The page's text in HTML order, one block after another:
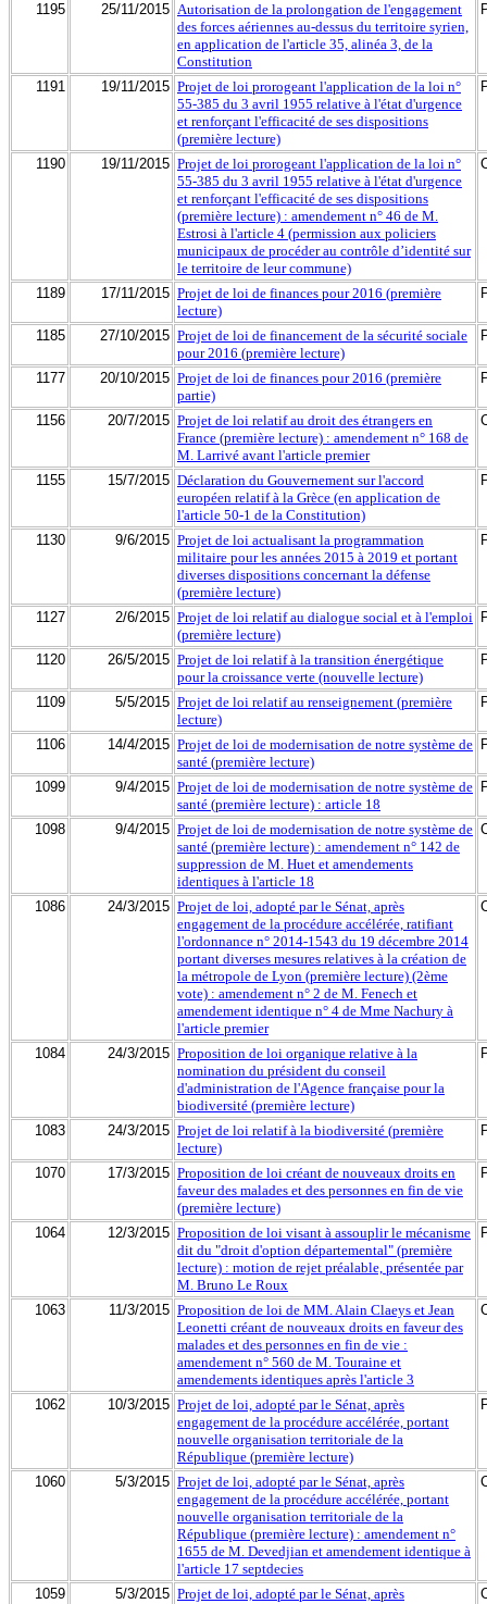
1195 25/11/2015 Autorisation de la prolongation de l'engagement
des forces aériennes au-dessus du territoire syrien,
en application de l'article 35, alinéa 3, de la
Constitution
1191 19/11/2015 Projet de loi prorogeant l'application de la loi n°
55-385 du 3 avril 1955 relative à l'état d'urgence
et renforçant l'efficacité de ses dispositions
(première lecture)
1190 19/11/2015 Projet de loi prorogeant l'application de la loi n°
55-385 du 3 avril 1955 relative à l'état d'urgence
et renforçant l'efficacité de ses dispositions
(première lecture) : amendement n° 46 de M.
Estrosi à l'article 4 (permission aux policiers
municipaux de procéder au contrôle d’identité sur
le territoire de leur commune)
1189 17/11/2015 Projet de loi de finances pour 2016 (première
lecture)
1185 27/10/2015 Projet de loi de financement de la sécurité sociale
pour 2016 (première lecture)
1177 20/10/2015 Projet de loi de finances pour 2016 (première
partie)
1156 20/7/2015 Projet de loi relatif au droit des étrangers en
France (première lecture) : amendement n° 168 de
M. Larrivé avant l'article premier
1155 15/7/2015 Déclaration du Gouvernement sur l'accord
européen relatif à la Grèce (en application de
l'article 50-1 de la Constitution)
1130 9/6/2015 Projet de loi actualisant la programmation
militaire pour les années 2015 à 2019 et portant
diverses dispositions concernant la défense
(première lecture)
1127 2/6/2015 Projet de loi relatif au dialogue social et à l'emploi
(première lecture)
1120 26/5/2015 Projet de loi relatif à la transition énergétique
pour la croissance verte (nouvelle lecture)
1109 5/5/2015 Projet de loi relatif au renseignement (première
lecture)
1106 14/4/2015 Projet de loi de modernisation de notre système de
santé (première lecture)
1099 9/4/2015 Projet de loi de modernisation de notre système de
santé (première lecture) : article 18
1098 9/4/2015 Projet de loi de modernisation de notre système de
santé (première lecture) : amendement n° 142 de
suppression de M. Huet et amendements
identiques à l'article 18
1086 24/3/2015 Projet de loi, adopté par le Sénat, après
engagement de la procédure accélérée, ratifiant
l'ordonnance n° 2014-1543 du 19 décembre 2014
portant diverses mesures relatives à la création de
la métropole de Lyon (première lecture) (2ème
vote) : amendement n° 2 de M. Fenech et
amendement identique n° 4 de Mme Nachury à
l'article premier
1084 24/3/2015 Proposition de loi organique relative à la
nomination du président du conseil
d'administration de l'Agence française pour la
biodiversité (première lecture)
1083 24/3/2015 Projet de loi relatif à la biodiversité (première
lecture)
1070 17/3/2015 Proposition de loi créant de nouveaux droits en
faveur des malades et des personnes en fin de vie
(première lecture)
1064 12/3/2015 Proposition de loi visant à assouplir le mécanisme
dit du "droit d'option départemental" (première
lecture) : motion de rejet préalable, présentée par
M. Bruno Le Roux
1063 11/3/2015 Proposition de loi de MM. Alain Claeys et Jean
Leonetti créant de nouveaux droits en faveur des
malades et des personnes en fin de vie :
amendement n° 560 de M. Touraine et
amendements identiques après l'article 3
1062 10/3/2015 Projet de loi, adopté par le Sénat, après
engagement de la procédure accélérée, portant
nouvelle organisation territoriale de la
République (première lecture)
1060 5/3/2015 Projet de loi, adopté par le Sénat, après
engagement de la procédure accélérée, portant
nouvelle organisation territoriale de la
République (première lecture) : amendement n°
1655 de M. Devedjian et amendement identique à
l'article 17 septdecies
1059 5/3/2015 Projet de loi, adopté par le Sénat, après